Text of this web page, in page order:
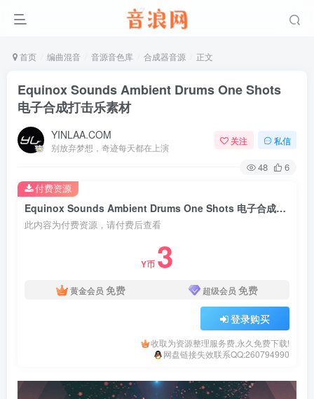
首页 编曲混音 音源音色库 合成器音源 正文
Equinox Sounds Ambient Drums One Shots
电子合成打击乐素材
YINLAA.COM
别放弃梦想，奇迹每天都在上演
关注 私信
48 6
Equinox Sounds Ambient Drums One Shots 电子合成打击乐素材
此内容为付费资源，请付费后查看
Y币 3
黄金会员 免费 超级会员 免费
登录购买
收取为资源整理服务费,永久免费下载!
网盘链接失效联系QQ:260794990
付费资源